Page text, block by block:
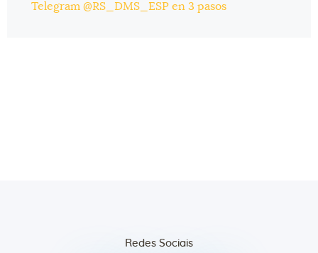
Telegram @RS_DMS_ESP en 3 pasos
Redes Sociais